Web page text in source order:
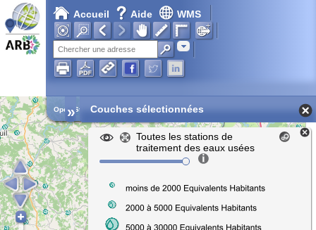
Accueil Aide WMS
Adresse
Open Street Map
» Couches sélectionnées
Toutes les stations de
traitement des eaux usées